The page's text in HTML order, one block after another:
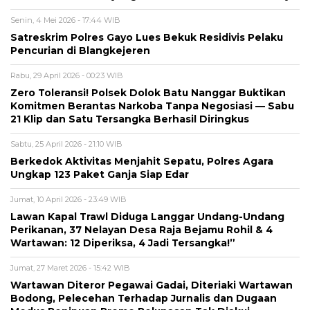
Senin, 4 Mei 2026 - 17:44 WIB
Satreskrim Polres Gayo Lues Bekuk Residivis Pelaku
Pencurian di Blangkejeren
Rabu, 29 April 2026 - 00:23 WIB
Zero Toleransi! Polsek Dolok Batu Nanggar Buktikan
Komitmen Berantas Narkoba Tanpa Negosiasi — Sabu
21 Klip dan Satu Tersangka Berhasil Diringkus
Sabtu, 25 April 2026 - 21:10 WIB
Berkedok Aktivitas Menjahit Sepatu, Polres Agara
Ungkap 123 Paket Ganja Siap Edar
Jumat, 10 April 2026 - 23:49 WIB
Lawan Kapal Trawl Diduga Langgar Undang-Undang
Perikanan, 37 Nelayan Desa Raja Bejamu Rohil & 4
Wartawan: 12 Diperiksa, 4 Jadi Tersangka!”
Jumat, 27 Maret 2026 - 15:42 WIB
Wartawan Diteror Pegawai Gadai, Diteriaki Wartawan
Bodong, Pelecehan Terhadap Jurnalis dan Dugaan